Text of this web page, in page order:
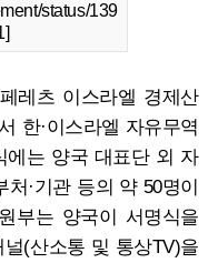
status/139
레츠 이스라엘 경제산
한·이스라엘 자유무역
에는 양국 대표단 외 자
·기관 등의 약 50명이
부는 양국이 서명식을
(산소통 및 통상TV)을